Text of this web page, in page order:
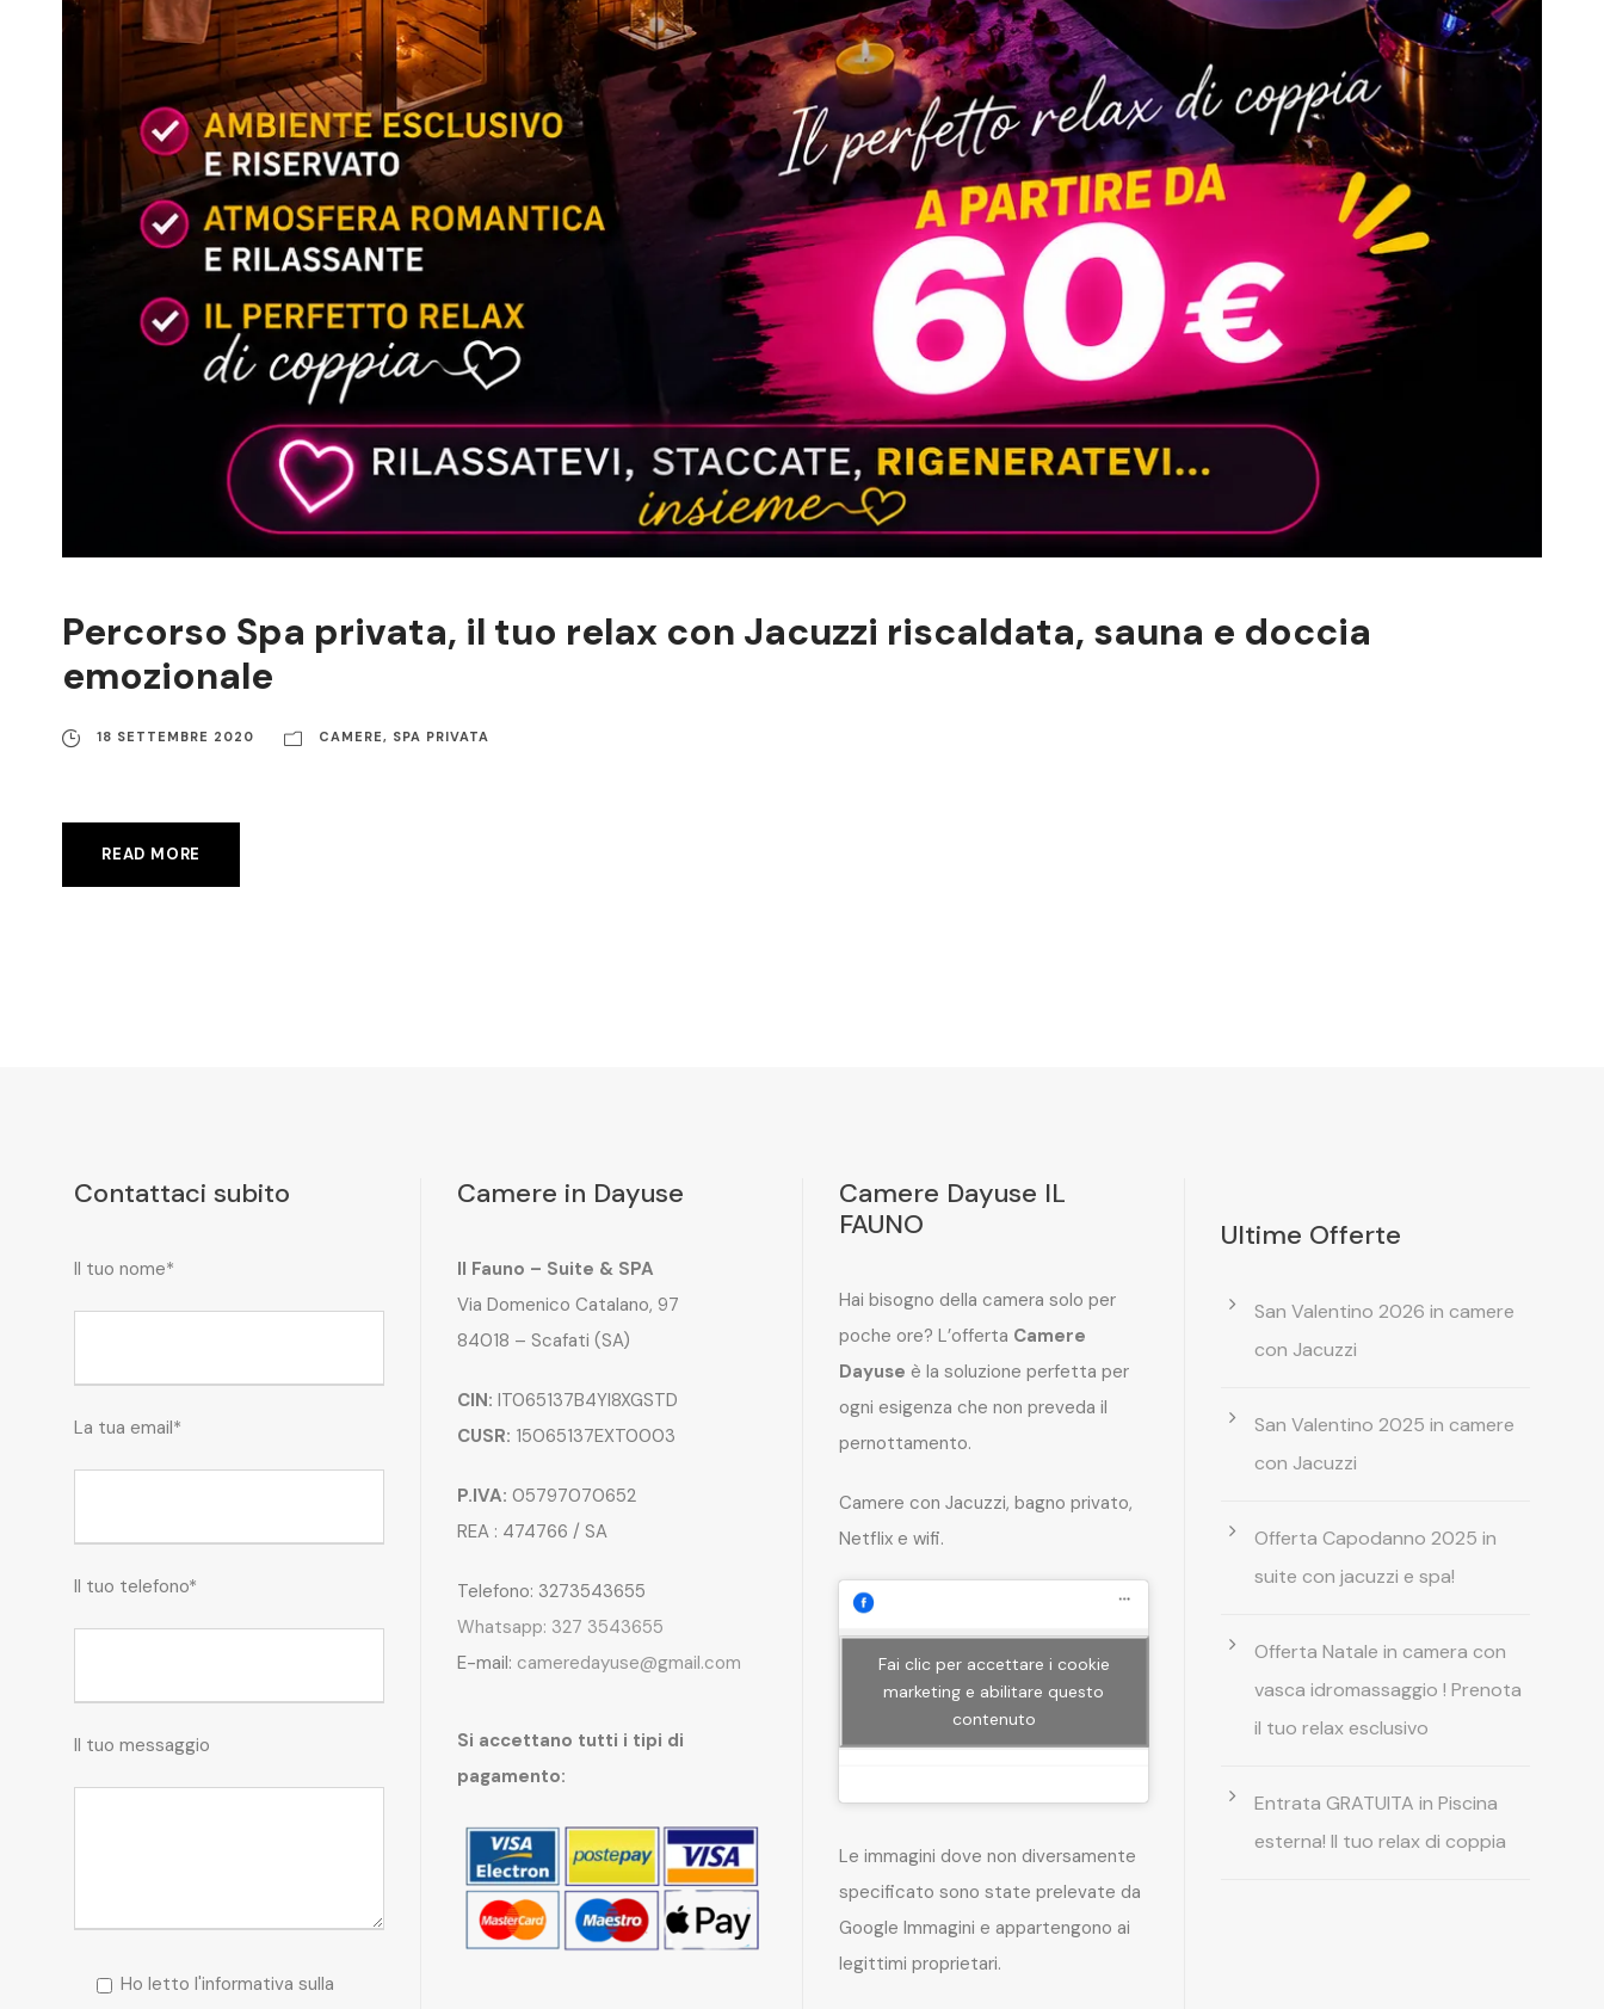
Percorso Spa privata, il tuo relax con Jacuzzi riscaldata, sauna e doccia
emozionale
18 SETTEMBRE 2020 CAMERE, SPA PRIVATA
READ MORE
Contattaci subito
Il tuo nome*
La tua email*
Il tuo telefono*
Il tuo messaggio
Ho letto l'informativa sulla
Camere in Dayuse
Il Fauno – Suite & SPA
Via Domenico Catalano, 97
84018 – Scafati (SA)
CIN: IT065137B4YI8XGSTD
CUSR: 15065137EXT0003
P.IVA: 05797070652
REA : 474766 / SA
Telefono: 3273543655
Whatsapp: 327 3543655
E-mail: cameredayuse@gmail.com
Si accettano tutti i tipi di
pagamento:
Camere Dayuse IL
FAUNO
Hai bisogno della camera solo per
poche ore? L’offerta Camere
Dayuse è la soluzione perfetta per
ogni esigenza che non preveda il
pernottamento.
Camere con Jacuzzi, bagno privato,
Netflix e wifi.
Fai clic per accettare i cookie
marketing e abilitare questo
contenuto
Le immagini dove non diversamente
specificato sono state prelevate da
Google Immagini e appartengono ai
legittimi proprietari.
Ultime Offerte
San Valentino 2026 in camere
con Jacuzzi
San Valentino 2025 in camere
con Jacuzzi
Offerta Capodanno 2025 in
suite con jacuzzi e spa!
Offerta Natale in camera con
vasca idromassaggio ! Prenota
il tuo relax esclusivo
Entrata GRATUITA in Piscina
esterna! Il tuo relax di coppia